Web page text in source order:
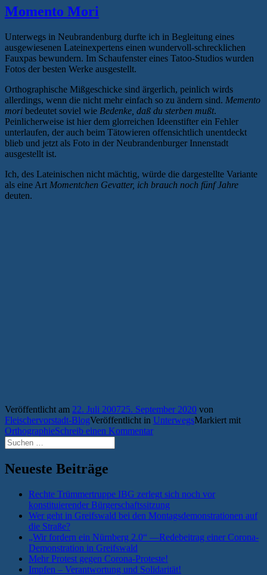
Momento Mori
Unterwegs in Neubrandenburg durfte ich in Begleitung eines
ausgewiesenen Lateinexpertens einen wundervoll-schrecklichen
Fauxpas bewundern. Im Schaufenster eines Tatoo-Studios wurden
Fotos der besten Werke ausgestellt.
Orthographische Mißgeschicke sind ärgerlich, peinlich wirds
allerdings, wenn die nicht mehr einfach so zu ändern sind. Memento
mori bedeutet soviel wie Bedenke, daß du sterben mußt.
Peinlicherweise ist hier dem glorreichen Ideenstifter ein Fehler
unterlaufen, der auch beim Tätowieren offensichtlich unentdeckt
blieb und jetzt als Foto in der Neubrandenburger Innenstadt
ausgestellt ist.
Ich, des Lateinischen nicht mächtig, würde die dargestellte Variante
als eine Art Momentchen Gevatter, ich brauch noch fünf Jahre
deuten.
Veröffentlicht am 22. Juli 200725. September 2020 von
Fleischervorstadt-BlogVeröffentlicht in UnterwegsMarkiert mit
OrthographieSchreib einen Kommentar
Suchen
nach:
Neueste Beiträge
Rechte Trümmertruppe IBG zerlegt sich noch vor
konstituierender Bürgerschaftssitzung
Wer geht in Greifswald bei den Montagsdemonstrationen auf
die Straße?
„Wir fordern ein Nürnberg 2.0“ —Redebeitrag einer Corona-
Demonstration in Greifswald
Mehr Protest gegen Corona-Proteste!
Impfen – Verantwortung und Solidarität!